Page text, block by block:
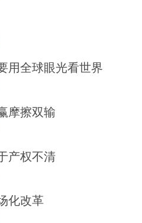
用全球眼光看世界
摩擦双输
产权不清
化改革